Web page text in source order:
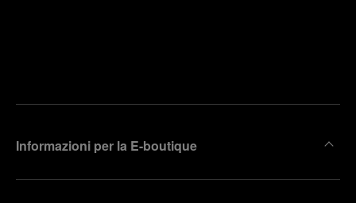
Informazioni per la E-boutique